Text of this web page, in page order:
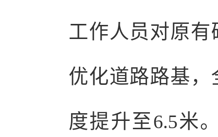
工作人员对原
优化道路路基
度提升至6.5米